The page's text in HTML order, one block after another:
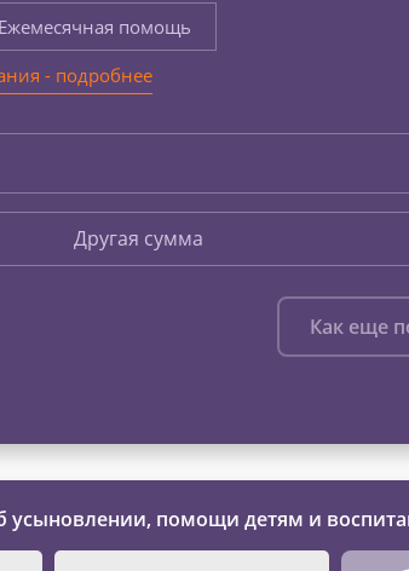
Ежемесячная помощь
- подробнее
Другая сумма
Как еще
усыновлении, помощи детям и